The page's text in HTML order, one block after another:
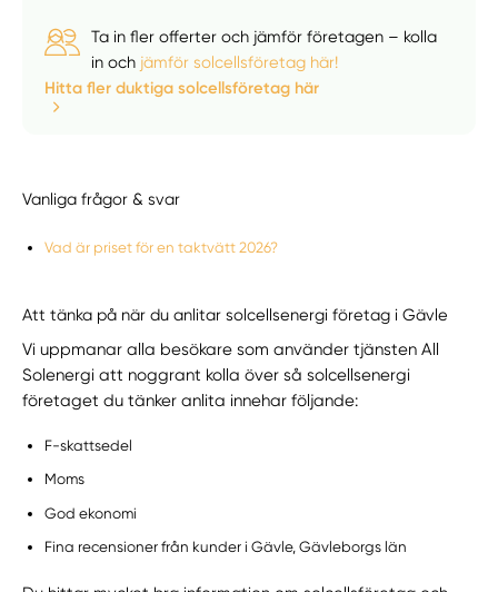
Ta in fler offerter och jämför företagen – kolla
in och jämför solcellsföretag här!
Hitta fler duktiga solcellsföretag här
Vanliga frågor & svar
Vad är priset för en taktvätt 2026?
Att tänka på när du anlitar solcellsenergi företag i Gävle
Vi uppmanar alla besökare som använder tjänsten All
Solenergi att noggrant kolla över så solcellsenergi
företaget du tänker anlita innehar följande:
F-skattsedel
Moms
God ekonomi
Fina recensioner från kunder i Gävle, Gävleborgs län